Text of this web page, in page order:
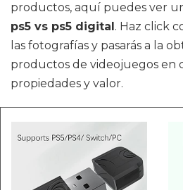
productos, aquí puedes ver
ps5 vs ps5 digital . Haz click
las fotografías y pasarás a la
productos de videojuegos en
propiedades y valor.